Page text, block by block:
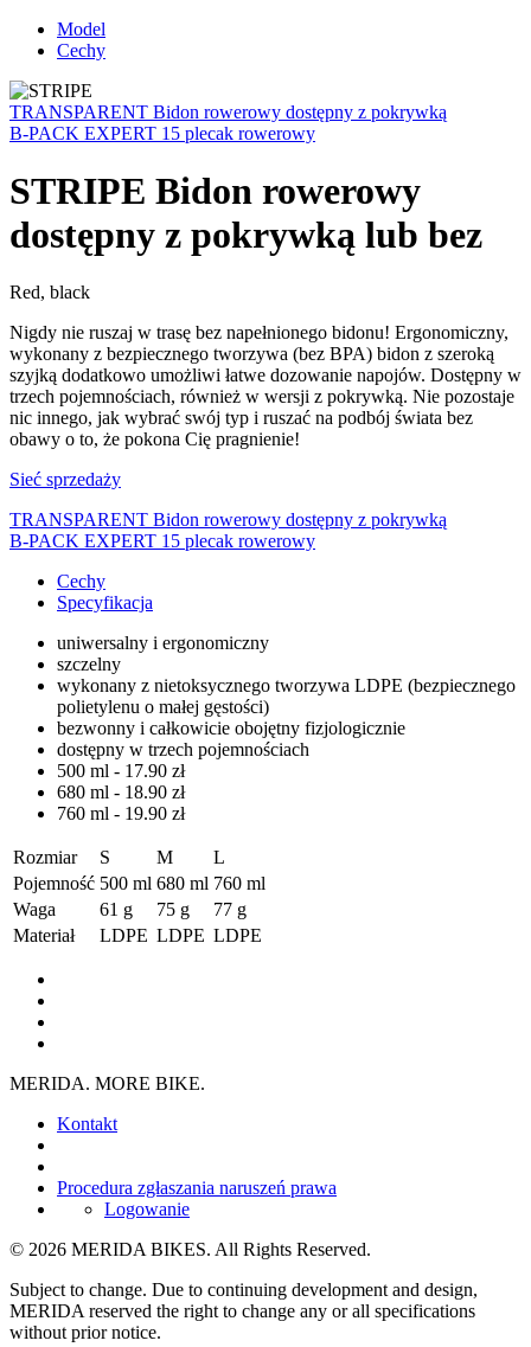
Model
Cechy
TRANSPARENT Bidon rowerowy dostępny z pokrywką
B-PACK EXPERT 15 plecak rowerowy
STRIPE Bidon rowerowy
dostępny z pokrywką lub bez
Red, black
Nigdy nie ruszaj w trasę bez napełnionego bidonu! Ergonomiczny,
wykonany z bezpiecznego tworzywa (bez BPA) bidon z szeroką
szyjką dodatkowo umożliwi łatwe dozowanie napojów. Dostępny w
trzech pojemnościach, również w wersji z pokrywką. Nie pozostaje
nic innego, jak wybrać swój typ i ruszać na podbój świata bez
obawy o to, że pokona Cię pragnienie!
Sieć sprzedaży
TRANSPARENT Bidon rowerowy dostępny z pokrywką
B-PACK EXPERT 15 plecak rowerowy
Cechy
Specyfikacja
uniwersalny i ergonomiczny
szczelny
wykonany z nietoksycznego tworzywa LDPE (bezpiecznego
polietylenu o małej gęstości)
bezwonny i całkowicie obojętny fizjologicznie
dostępny w trzech pojemnościach
500 ml - 17.90 zł
680 ml - 18.90 zł
760 ml - 19.90 zł
Rozmiar S M
L
Pojemność 500 ml 680 ml 760 ml
Waga
61 g 75 g
77 g
Materiał
LDPE LDPE LDPE
MERIDA. MORE BIKE.
Kontakt
Procedura zgłaszania naruszeń prawa
Logowanie
© 2026 MERIDA BIKES. All Rights Reserved.
Subject to change. Due to continuing development and design,
MERIDA reserved the right to change any or all specifications
without prior notice.